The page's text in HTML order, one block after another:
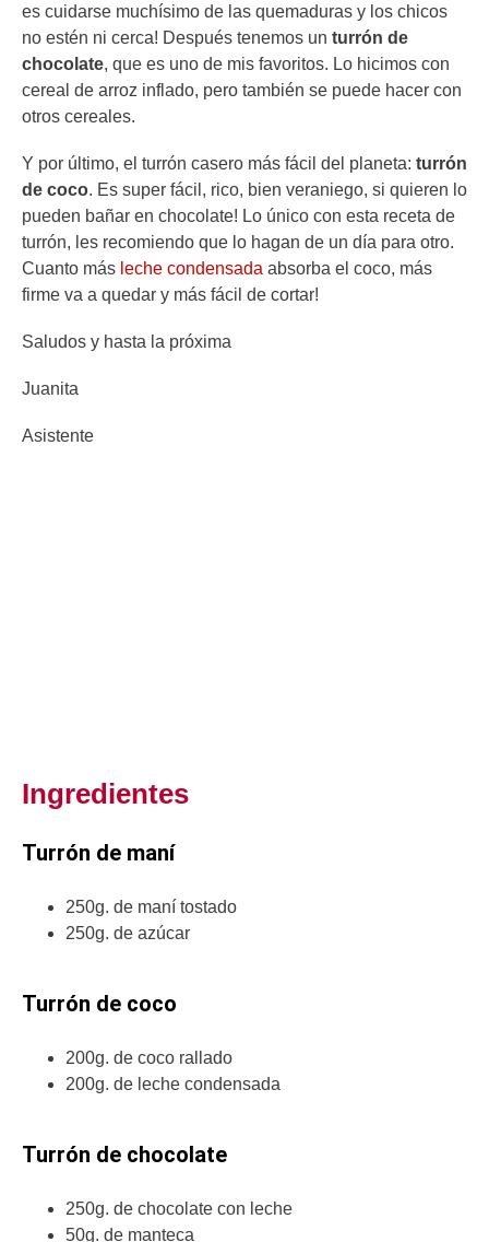
es cuidarse muchísimo de las quemaduras y los chicos
no estén ni cerca! Después tenemos un turrón de
chocolate, que es uno de mis favoritos. Lo hicimos con
cereal de arroz inflado, pero también se puede hacer con
otros cereales.
Y por último, el turrón casero más fácil del planeta: turrón
de coco. Es super fácil, rico, bien veraniego, si quieren lo
pueden bañar en chocolate! Lo único con esta receta de
turrón, les recomiendo que lo hagan de un día para otro.
Cuanto más leche condensada absorba el coco, más
firme va a quedar y más fácil de cortar!
Saludos y hasta la próxima
Juanita
Asistente
Ingredientes
Turrón de maní
250g. de maní tostado
250g. de azúcar
Turrón de coco
200g. de coco rallado
200g. de leche condensada
Turrón de chocolate
250g. de chocolate con leche
50g. de manteca